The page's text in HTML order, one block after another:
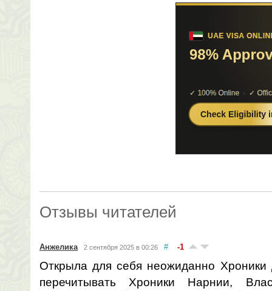
Отзывы читателей
Анжелика 2 сентября 2025 в 00:26 # -1
Открыла для себя неожиданно Хроники
перечитывать Хроники Нарнии,